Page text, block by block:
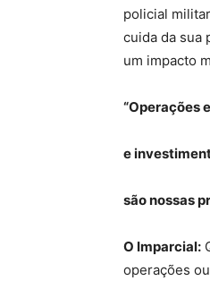
policial
cuida da sua
um impacto
“Operações
e
são nossas
O Imparcial:
operações